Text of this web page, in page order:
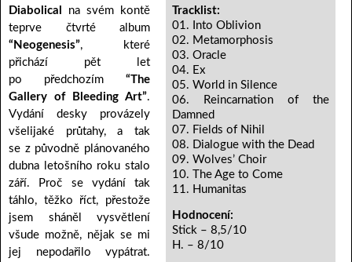
Tracklist:
01. Into Oblivion
02. Metamorphosis
03. Oracle
04. Ex
05. World in Silence
06. Reincarnation of the
Damned
07. Fields of Nihil
08. Dialogue with the Dead
09. Wolves’ Choir
10. The Age to Come
11. Humanitas
Hodnocení:
Stick – 8,5/10
H. – 8/10
Diabolical
na svém kontě
teprve čtvrté album
“Neogenesis”, které
přichází pět let
po předchozím “The
Gallery of Bleeding Art”.
Vydání desky provázely
všelijaké průtahy, a tak
se z původně plánovaného
dubna letošního roku stalo
září. Proč se vydání tak
táhlo, těžko říct, přestože
jsem sháněl vysvětlení
všude možně, nějak se mi
jej nepodařilo vypátrat.